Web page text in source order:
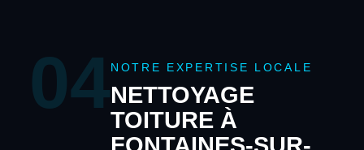
04NOTRE EXPERTISE LOCALE
NETTOYAGE
TOITURE À